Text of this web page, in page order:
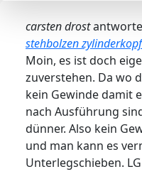
carsten drost
stehbolzen
Moin, es ist doch
zuverstehen. Da wo
kein Gewinde damit
nach Ausführung
dünner. Also kein
und man kann es
Unterlegschieben.